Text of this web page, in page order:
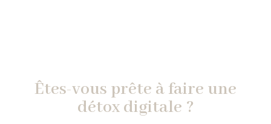
Êtes-vous prête à faire une
détox digitale ?